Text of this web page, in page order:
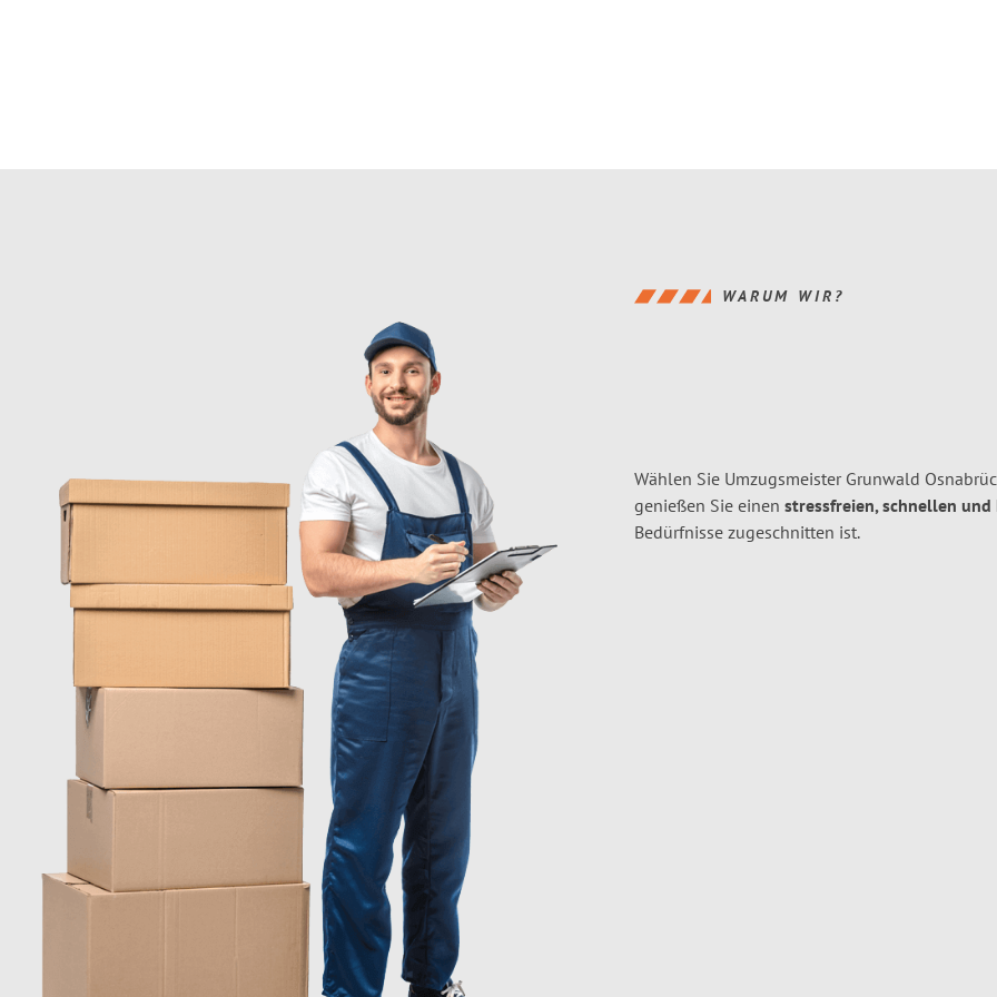
WARUM WIR?
Wählen Sie Umzugsmeister Grunwald
genießen Sie einen stressfreien, schnellen
Bedürfnisse zugeschnitten ist.